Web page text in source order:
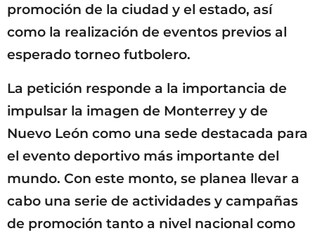
promoción de la ciudad y el estado, así
como la realización de eventos previos al
esperado torneo futbolero.
La petición responde a la importancia de
impulsar la imagen de Monterrey y de
Nuevo León como una sede destacada para
el evento deportivo más importante del
mundo. Con este monto, se planea llevar a
cabo una serie de actividades y campañas
de promoción tanto a nivel nacional como